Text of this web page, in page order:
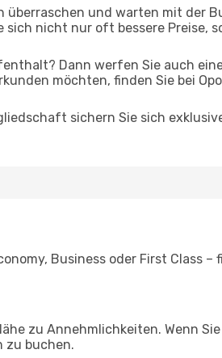
überraschen und warten mit der
nicht nur oft bessere Preise,
Dann werfen Sie auch
möchten, finden Sie bei
sichern Sie sich
Business oder First Class –
zu Annehmlichkeiten. Wenn
zu buchen.